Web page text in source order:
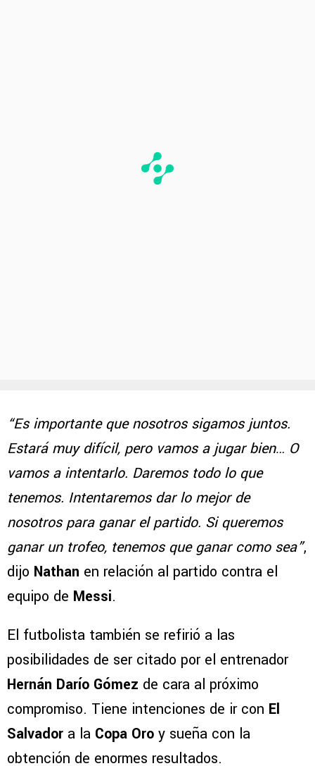
“Es importante que nosotros sigamos juntos.
Estará muy difícil, pero vamos a jugar bien… O
vamos a intentarlo. Daremos todo lo que
tenemos. Intentaremos dar lo mejor de
nosotros para ganar el partido. Si queremos
ganar un trofeo, tenemos que ganar como sea”,
dijo Nathan en relación al partido contra el
equipo de Messi.
El futbolista también se refirió a las
posibilidades de ser citado por el entrenador
Hernán Darío Gómez de cara al próximo
compromiso. Tiene intenciones de ir con El
Salvador a la Copa Oro y sueña con la
obtención de enormes resultados.